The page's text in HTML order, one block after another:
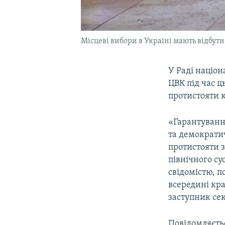
Місцеві вибори в Україні мають
У Раді
ЦВК під час
протистояти
та
протистояти
північного
свідомістю,
всередині
заступник